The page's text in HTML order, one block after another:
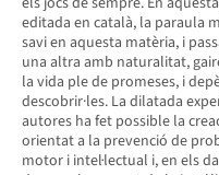
editada en català, la paraula
savi en aquesta matèria, i
una altra amb naturalitat,
la vida ple de promeses, i
descobrir·les. La dilatada
autores ha fet possible la
orientat a la prevenció de
motor i intel·lectual i, en els